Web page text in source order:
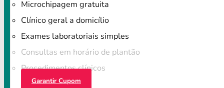
Microchipagem gratuita
Clínico geral a domicílio
Exames laboratoriais simples
Consultas em horário de plantão
Procedimentos clínicos
Garantir Cupom